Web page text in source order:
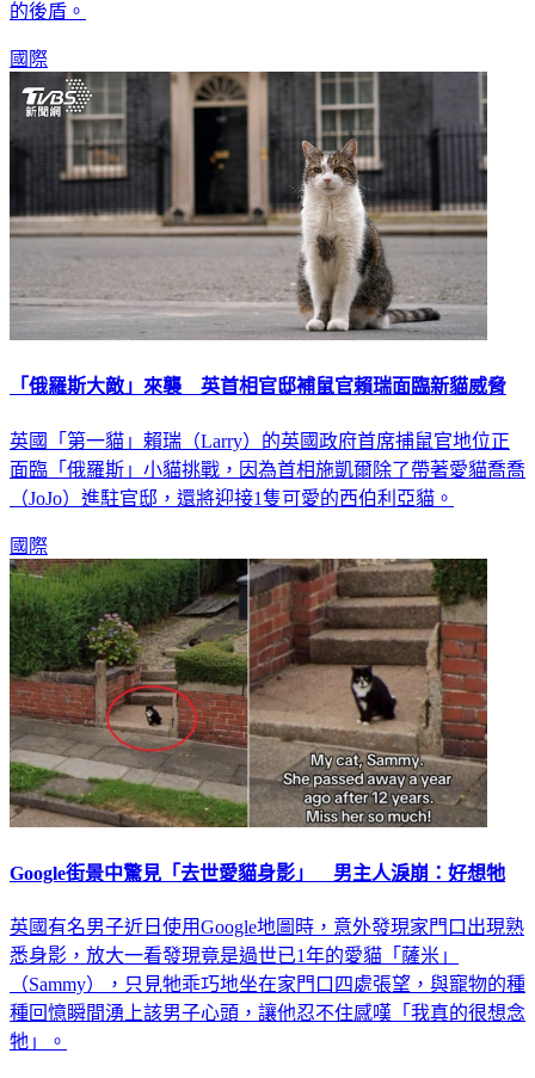
的後盾。
國際
「俄羅斯大敵」來襲 英首相官邸補鼠官賴瑞面臨新貓威脅
英國「第一貓」賴瑞（Larry）的英國政府首席捕鼠官地位正
面臨「俄羅斯」小貓挑戰，因為首相施凱爾除了帶著愛貓喬喬
（JoJo）進駐官邸，還將迎接1隻可愛的西伯利亞貓。
國際
Google街景中驚見「去世愛貓身影」 男主人淚崩：好想牠
英國有名男子近日使用Google地圖時，意外發現家門口出現熟
悉身影，放大一看發現竟是過世已1年的愛貓「薩米」
（Sammy），只見牠乖巧地坐在家門口四處張望，與寵物的種
種回憶瞬間湧上該男子心頭，讓他忍不住感嘆「我真的很想念
牠」。